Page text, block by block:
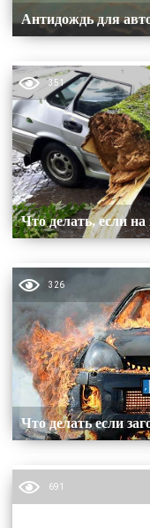
Антидождь для
351
Что делать, если
326
Что делать если
691